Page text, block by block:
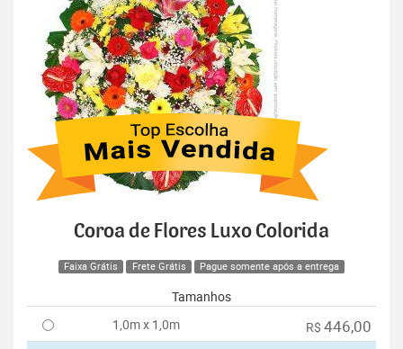
Coroa de Flores Luxo Colorida
Faixa Grátis Frete Grátis Pague somente após a entrega
Tamanhos
1,0m x 1,0m
R$ 446,00